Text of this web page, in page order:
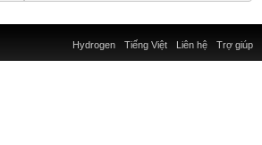
Liên hệ Trợ giúp
Hydrogen Tiếng Việt